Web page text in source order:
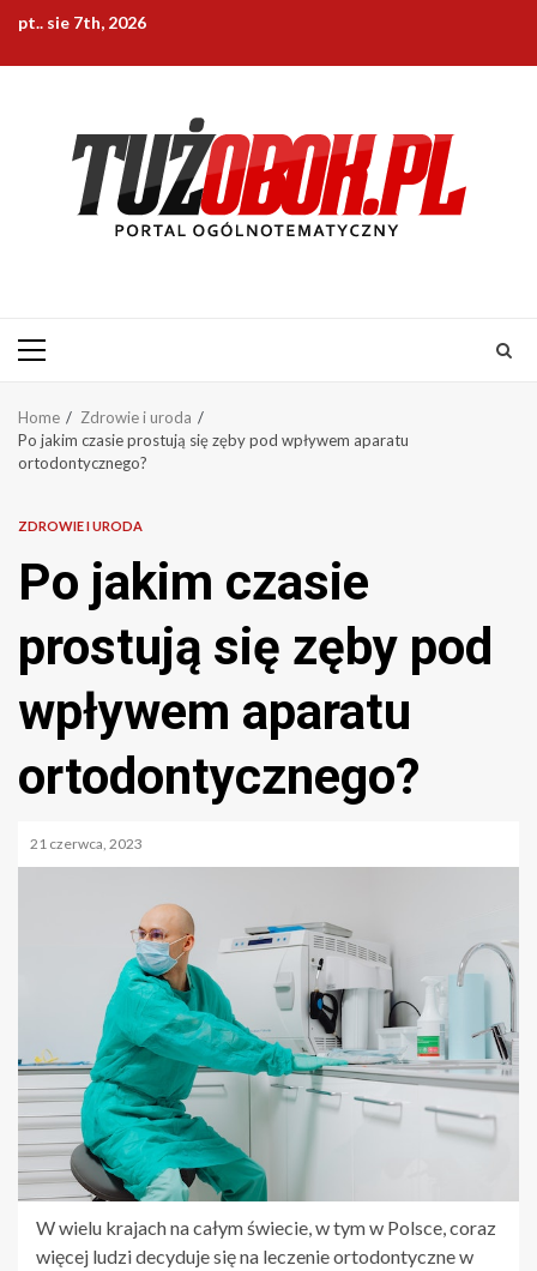
Skip
content
pt.. sie 7th, 2026
Primary
Home
Zdrowie i uroda
Po jakim czasie prostują się zęby pod wpływem aparatu
ortodontycznego?
ZDROWIE I URODA
Po jakim czasie
prostują się zęby pod
wpływem aparatu
ortodontycznego?
21 czerwca, 2023
W wielu krajach na całym świecie, w tym w Polsce, coraz
więcej ludzi decyduje się na leczenie ortodontyczne w